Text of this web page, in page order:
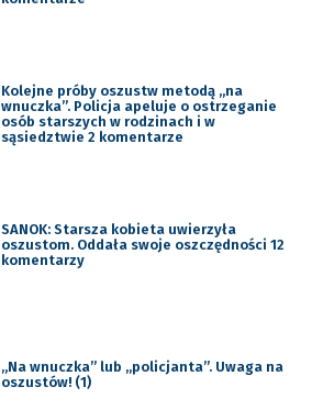
Kolejne próby oszustw metodą „na
wnuczka”. Policja apeluje o ostrzeganie
osób starszych w rodzinach i w
sąsiedztwie 2 komentarze
SANOK: Starsza kobieta uwierzyła
oszustom. Oddała swoje oszczędności 12
komentarzy
„Na wnuczka” lub „policjanta”. Uwaga na
oszustów! (1)